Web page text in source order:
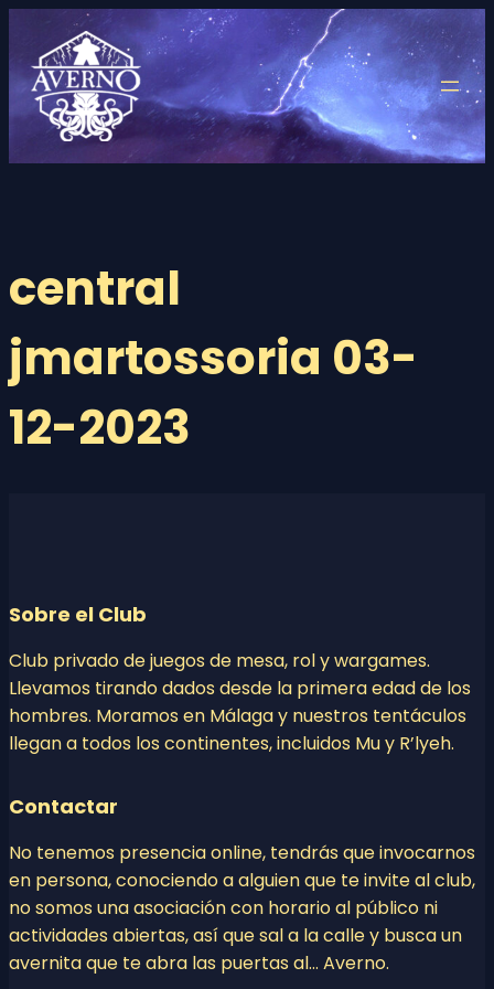
contenido
central
jmartossoria 03-
12-2023
Sobre el Club
Club privado de juegos de mesa, rol y wargames.
Llevamos tirando dados desde la primera edad de los
hombres. Moramos en Málaga y nuestros tentáculos
llegan a todos los continentes, incluidos Mu y R’lyeh.
Contactar
No tenemos presencia online, tendrás que invocarnos
en persona, conociendo a alguien que te invite al club,
no somos una asociación con horario al público ni
actividades abiertas, así que sal a la calle y busca un
avernita que te abra las puertas al… Averno.